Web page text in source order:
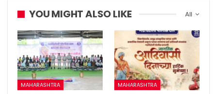
All
YOU MIGHT ALSO LIKE
MAHARASHTRA MAHARASHTRA